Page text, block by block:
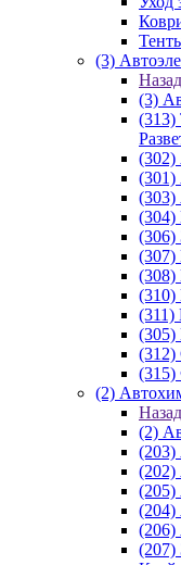
(3)
Назад
(3)
(313)
(301)
(303)
(304)
(306)
(308)
(310)
(311)
(305)
(312)
(315)
(2)
Назад
(2)
(203)
(202)
(205)
(204)
(206)
(207)